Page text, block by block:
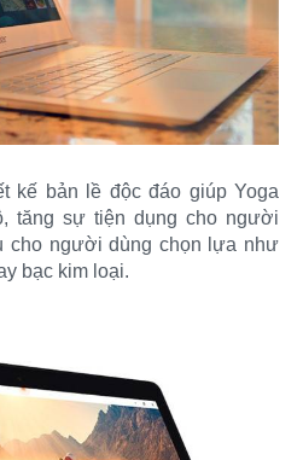
kế bản lề độc đáo giúp Yoga
tăng sự tiện dụng cho người
cho người dùng chọn lựa như
bạc kim loại.